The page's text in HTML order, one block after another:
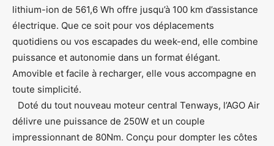
lithium-ion de 561,6 Wh offre jusqu’à 100 km d’assistance
électrique. Que ce soit pour vos déplacements
quotidiens ou vos escapades du week-end, elle combine
puissance et autonomie dans un format élégant.
Amovible et facile à recharger, elle vous accompagne en
toute simplicité.
Doté du tout nouveau moteur central Tenways, l’AGO Air
délivre une puissance de 250W et un couple
impressionnant de 80Nm. Conçu pour dompter les côtes